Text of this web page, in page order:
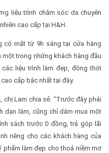
liệu trình chăm sóc da chuyên
cao cấp tại H&H.
có mặt từ 9h sáng tại cửa hàng
một trong những khách hàng đầu
liệu trình làm đẹp, đông thời
cấp bậc nhất tại đây.
chị Lam chia sẻ: “Trước đây phải
dạn lắm, cũng chỉ dám mua một
sách trước 0 đồng, trả góp lãi
riêng cho các khách hàng của
phẩm làm đẹp cho thoả niềm mơ